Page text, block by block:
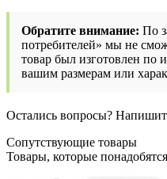
Обратите внимание: По
потребителей» мы не
товар был изготовлен по
вашим размерам или
Остались вопросы?
Сопутствующие товары
Товары, которые